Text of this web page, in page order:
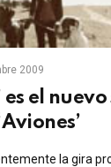
2009
es el
la gira